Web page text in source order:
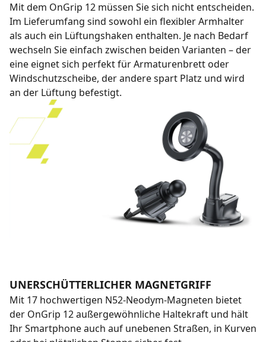
Mit dem OnGrip 12 müssen Sie sich nicht entscheiden.
Im Lieferumfang sind sowohl ein flexibler Armhalter
als auch ein Lüftungshaken enthalten. Je nach Bedarf
wechseln Sie einfach zwischen beiden Varianten – der
eine eignet sich perfekt für Armaturenbrett oder
Windschutzscheibe, der andere spart Platz und wird
an der Lüftung befestigt.
UNERSCHÜTTERLICHER MAGNETGRIFF
Mit 17 hochwertigen N52-Neodym-Magneten bietet
der OnGrip 12 außergewöhnliche Haltekraft und hält
Ihr Smartphone auch auf unebenen Straßen, in Kurven